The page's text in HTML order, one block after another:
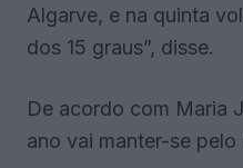
Algarve, e na quinta
dos 15 graus”, disse.
De acordo com Maria
ano vai manter-se